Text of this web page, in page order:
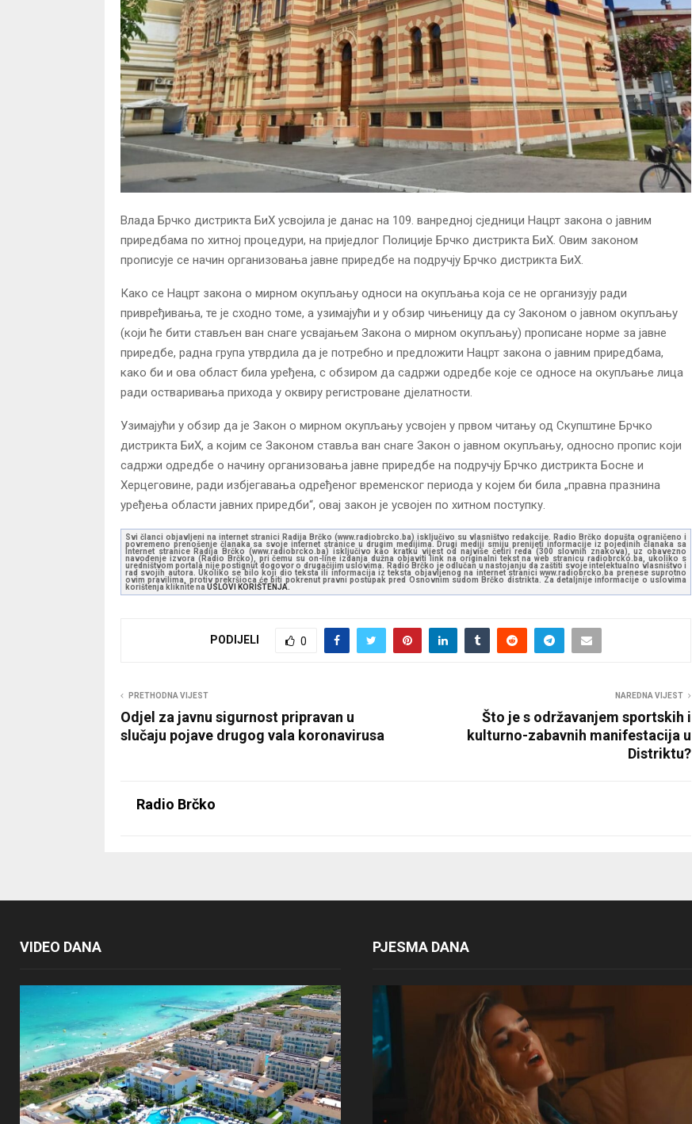
Влада Брчко дистрикта БиХ усвојила је данас на 109. ванредној сједници Нацрт закона о јавним
приредбама по хитној процедури, на приједлог Полиције Брчко дистрикта БиХ. Овим законом
прописује се начин организовања јавне приредбе на подручју Брчко дистрикта БиХ.
Како се Нацрт закона о мирном окупљању односи на окупљања која се не организују ради
привређивања, те је сходно томе, а узимајући и у обзир чињеницу да су Законом о јавном окупљању
(који ће бити стављен ван снаге усвајањем Закона о мирном окупљању) прописане норме за јавне
приредбе, радна група утврдила да је потребно и предложити Нацрт закона о јавним приредбама,
како би и ова област била уређена, с обзиром да садржи одредбе које се односе на окупљање лица
ради остваривања прихода у оквиру регистроване дјелатности.
Узимајући у обзир да је Закон о мирном окупљању усвојен у првом читању од Скупштине Брчко
дистрикта БиХ, а којим се Законом ставља ван снаге Закон о јавном окупљању, односно пропис који
садржи одредбе о начину организовања јавне приредбе на подручју Брчко дистрикта Босне и
Херцеговине, ради избјегавања одређеног временског периода у којем би била „правна празнина
уређења области јавних приредби“, овај закон је усвојен по хитном поступку.
Svi članci objavljeni na internet stranici Radija Brčko (www.radiobrcko.ba) isključivo su vlasništvo redakcije. Radio Brčko dopušta ograničeno i
povremeno prenošenje članaka sa svoje internet stranice u drugim medijima. Drugi mediji smiju prenijeti informacije iz pojedinih članaka sa
Internet stranice Radija Brčko (www.radiobrcko.ba) isključivo kao kratku vijest od najviše četiri reda (300 slovnih znakova), uz obavezno
navođenje izvora (Radio Brčko), pri čemu su on-line izdanja dužna objaviti link na originalni tekst na web stranicu radiobrcko.ba, ukoliko s
uredništvom portala nije postignut dogovor o drugačijim uslovima. Radio Brčko je odlučan u nastojanju da zaštiti svoje intelektualno vlasništvo i
rad svojih autora. Ukoliko se bilo koji dio teksta ili informacija iz teksta objavljenog na internet stranici www.radiobrcko.ba prenese suprotno
ovim pravilima, protiv prekršioca će biti pokrenut pravni postupak pred Osnovnim sudom Brčko distrikta. Za detaljnije informacije o uslovima
korištenja kliknite na USLOVI KORIŠTENJA.
PODIJELI 0
PRETHODNA VIJEST
Odjel za javnu sigurnost pripravan u
slučaju pojave drugog vala koronavirusa
NAREDNA VIJEST
Što je s održavanjem sportskih i
kulturno-zabavnih manifestacija u
Distriktu?
Radio Brčko
VIDEO DANA PJESMA DANA